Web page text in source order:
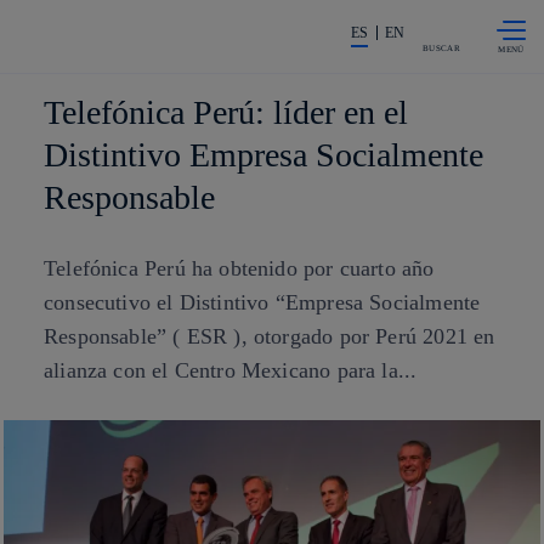
La acción en accionistas e
ES EN
BUSCAR
Telefónica Perú: líder en el
Distintivo Empresa Socialmente
Responsable
Telefónica Perú ha obtenido por cuarto año
consecutivo el Distintivo “Empresa Socialmente
Responsable” ( ESR ), otorgado por Perú 2021 en
alianza con el Centro Mexicano para la...